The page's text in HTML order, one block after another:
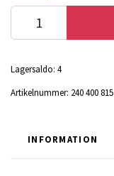
Lagersaldo: 4
Artikelnummer: 240 400 815
INFORMATION